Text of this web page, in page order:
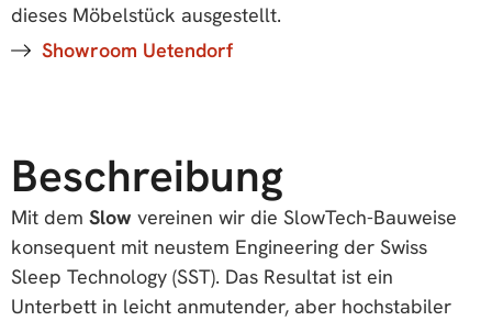
dieses Möbelstück ausgestellt.
Showroom Uetendorf
Beschreibung
Mit dem Slow vereinen wir die SlowTech-Bauweise
konsequent mit neustem Engineering der Swiss
Sleep Technology (SST). Das Resultat ist ein
Unterbett in leicht anmutender, aber hochstabiler